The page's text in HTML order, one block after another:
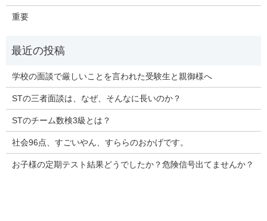
重要
学校の面談で厳しいことを言われた受験生と親御様へ
STの三者面談は、なぜ、そんなに長いのか？
STのチーム数検3級とは？
社会96点、すごいやん、すららのおかげです。
お子様の定期テスト結果どうでしたか？危険信号出てませんか？